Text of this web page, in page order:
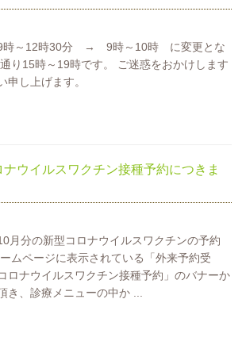
～12時30分 → 9時～10時 に変更とな
り15時～19時です。 ご迷惑をおかけします
申し上げます。
ウイルスワクチン接種予約につきま
月分の新型コロナウイルスワクチンの予約
ムページに表示されている「外来予約受
ロナウイルスワクチン接種予約」のバナーか
き、診療メニューの中か ...